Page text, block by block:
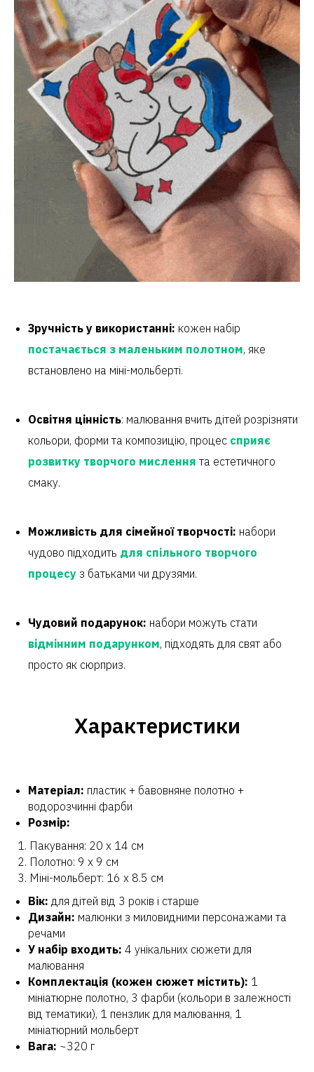
Зручність у використанні: кожен набір
постачається з маленьким полотном, яке
встановлено на міні-мольберті.
Освітня цінність: малювання вчить дітей розрізняти
кольори, форми та композицію, процес сприяє
розвитку творчого мислення та естетичного
смаку.
Можливість для сімейної творчості: набори
чудово підходить для спільного творчого
процесу з батьками чи друзями.
Чудовий подарунок: набори можуть стати
відмінним подарунком, підходять для свят або
просто як сюрприз.
Характеристики
Матеріал: пластик + бавовняне полотно +
водорозчинні фарби
Розмір:
Пакування: 20 х 14 см
Полотно: 9 х 9 см
Міні-мольберт: 16 х 8.5 см
Вік: для дітей від 3 років і старше
Дизайн: малюнки з миловидними персонажами та
речами
У набір входить: 4 унікальних сюжети для
малювання
Комплектація (кожен сюжет містить): 1
мініатюрне полотно, 3 фарби (кольори в залежності
від тематики), 1 пензлик для малювання, 1
мініатюрний мольберт
Вага: ~320 г